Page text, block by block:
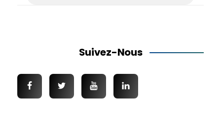
Suivez-Nous